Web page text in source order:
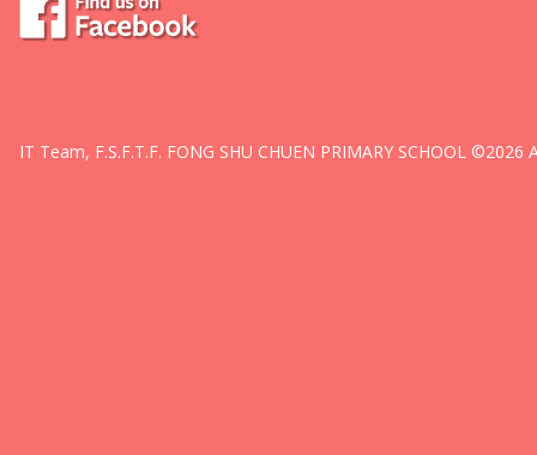
IT Team, F.S.F.T.F. FONG SHU CHUEN PRIMARY SCHOOL ©2026